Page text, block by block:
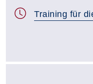
Training für